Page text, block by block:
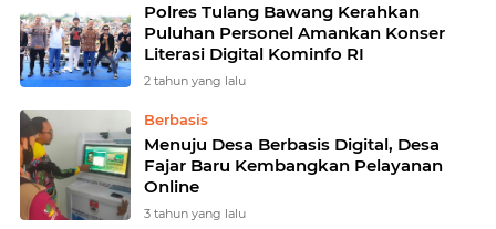
Polres Tulang Bawang Kerahkan
Puluhan Personel Amankan Konser
Literasi Digital Kominfo RI
2 tahun yang lalu
Berbasis
Menuju Desa Berbasis Digital, Desa
Fajar Baru Kembangkan Pelayanan
Online
3 tahun yang lalu